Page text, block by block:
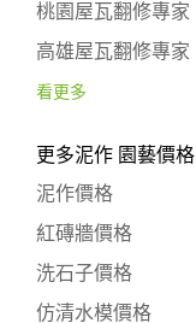
桃園屋瓦翻修專家
高雄屋瓦翻修專家
看更多
更多泥作 園藝價格
泥作價格
紅磚牆價格
洗石子價格
仿清水模價格